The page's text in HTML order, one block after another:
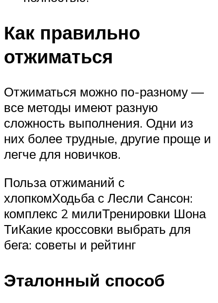
Как правильно
отжиматься
Отжиматься можно по-разному —
все методы имеют разную
сложность выполнения. Одни из
них более трудные, другие проще и
легче для новичков.
Польза отжиманий с
хлопкомХодьба с Лесли Сансон:
комплекс 2 милиТренировки Шона
ТиКакие кроссовки выбрать для
бега: советы и рейтинг
Эталонный способ